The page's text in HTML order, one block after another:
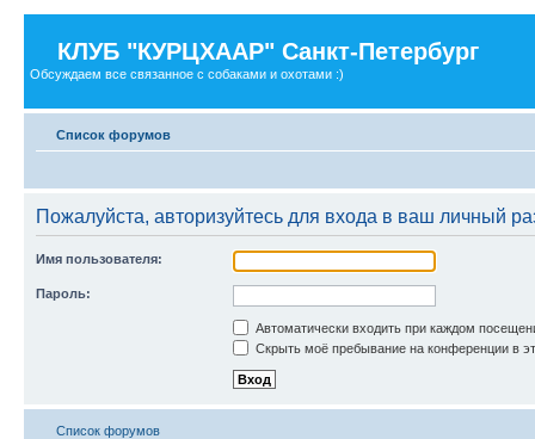
КЛУБ "КУРЦХААР" Санкт-Петербург
Обсуждаем все связанное с собаками и охотами :)
Список форумов
Пожалуйста, авторизуйтесь для входа в ваш личный
Имя пользователя:
Пароль:
Автоматически входить при каждом
Скрыть моё пребывание на конференции в
Список форумов